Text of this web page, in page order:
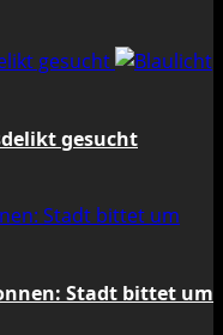
gesucht
gesucht
Stadt bittet um
Stadt bittet um